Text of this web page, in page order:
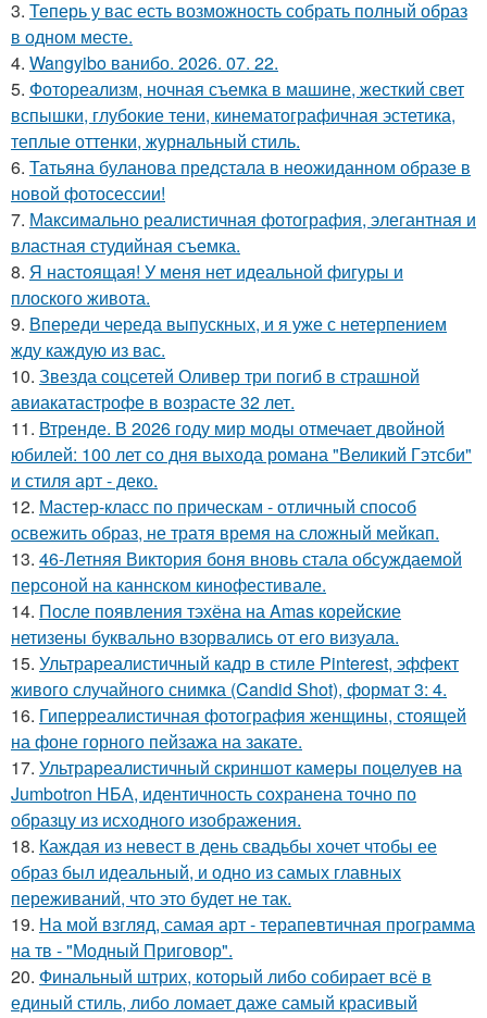
3. Теперь у вас есть возможность собрать полный образ
в одном месте.
4. Wangyibo ванибо. 2026. 07. 22.
5. Фотореализм, ночная съемка в машине, жесткий свет
вспышки, глубокие тени, кинематографичная эстетика,
теплые оттенки, журнальный стиль.
6. Татьяна буланова предстала в неожиданном образе в
новой фотосессии!
7. Максимально реалистичная фотография, элегантная и
властная студийная съемка.
8. Я настоящая! У меня нет идеальной фигуры и
плоского живота.
9. Впереди череда выпускных, и я уже с нетерпением
жду каждую из вас.
10. Звезда соцсетей Оливер три погиб в страшной
авиакатастрофе в возрасте 32 лет.
11. Втренде. В 2026 году мир моды отмечает двойной
юбилей: 100 лет со дня выхода романа "Великий Гэтсби"
и стиля арт - деко.
12. Мастер-класс по прическам - отличный способ
освежить образ, не тратя время на сложный мейкап.
13. 46-Летняя Виктория боня вновь стала обсуждаемой
персоной на каннском кинофестивале.
14. После появления тэхёна на Amas корейские
нетизены буквально взорвались от его визуала.
15. Ультрареалистичный кадр в стиле Pinterest, эффект
живого случайного снимка (Candid Shot), формат 3: 4.
16. Гиперреалистичная фотография женщины, стоящей
на фоне горного пейзажа на закате.
17. Ультрареалистичный скриншот камеры поцелуев на
Jumbotron НБА, идентичность сохранена точно по
образцу из исходного изображения.
18. Каждая из невест в день свадьбы хочет чтобы ее
образ был идеальный, и одно из самых главных
переживаний, что это будет не так.
19. На мой взгляд, самая арт - терапевтичная программа
на тв - "Модный Приговор".
20. Финальный штрих, который либо собирает всё в
единый стиль, либо ломает даже самый красивый